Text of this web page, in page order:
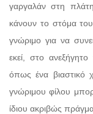
γαργαλάν στη
κάνουν το στόμα
γνώριμο για να
εκεί, στο
όπως ένα
γνώριμου φίλου
ίδιου ακριβώς